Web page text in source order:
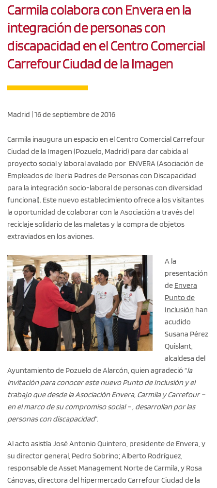
Carmila colabora con Envera en la
integración de personas con
discapacidad en el Centro Comercial
Carrefour Ciudad de la Imagen
Madrid | 16 de septiembre de 2016
Carmila inaugura un espacio en el Centro Comercial Carrefour
Ciudad de la Imagen (Pozuelo, Madrid) para dar cabida al
proyecto social y laboral avalado por ENVERA (Asociación de
Empleados de Iberia Padres de Personas con Discapacidad
para la integración socio-laboral de personas con diversidad
funcional). Este nuevo establecimiento ofrece a los visitantes
la oportunidad de colaborar con la Asociación a través del
reciclaje solidario de las maletas y la compra de objetos
extraviados en los aviones.
A la
presentación
de Envera
Punto de
Inclusión han
acudido
Susana Pérez
Quislant,
alcaldesa del
Ayuntamiento de Pozuelo de Alarcón, quien agradeció “la
invitación para conocer este nuevo Punto de Inclusión y el
trabajo que desde la Asociación Envera, Carmila y Carrefour –
en el marco de su compromiso social – , desarrollan por las
personas con discapacidad”.
Al acto asistía José Antonio Quintero, presidente de Envera, y
su director general, Pedro Sobrino; Alberto Rodríguez,
responsable de Asset Management Norte de Carmila, y Rosa
Cánovas, directora del hipermercado Carrefour Ciudad de la